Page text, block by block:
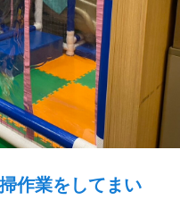
作業をしてまい